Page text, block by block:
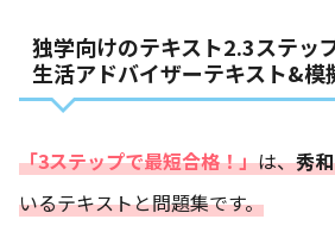
独学向けのテキスト2.3ステッ
生活アドバイザーテキスト&模
「3ステップで最短合格！」は、秀
いるテキストと問題集です。